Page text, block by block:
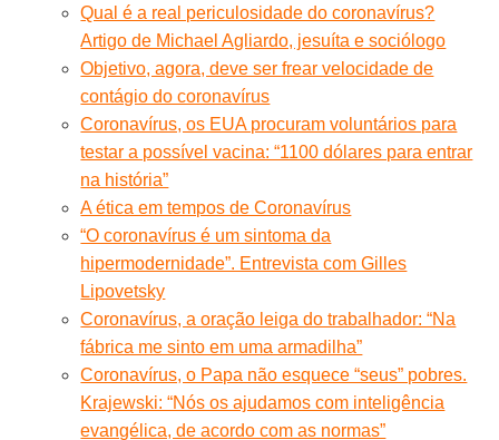
Qual é a real periculosidade do coronavírus?
Artigo de Michael Agliardo, jesuíta e sociólogo
Objetivo, agora, deve ser frear velocidade de
contágio do coronavírus
Coronavírus, os EUA procuram voluntários para
testar a possível vacina: “1100 dólares para entrar
na história”
A ética em tempos de Coronavírus
“O coronavírus é um sintoma da
hipermodernidade”. Entrevista com Gilles
Lipovetsky
Coronavírus, a oração leiga do trabalhador: “Na
fábrica me sinto em uma armadilha”
Coronavírus, o Papa não esquece “seus” pobres.
Krajewski: “Nós os ajudamos com inteligência
evangélica, de acordo com as normas”